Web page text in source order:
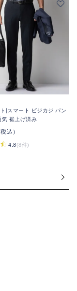
]スマート ビジカジ パン
気 裾上げ済み
込）
4.8(8件)